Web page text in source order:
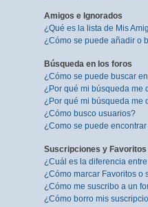
Amigos e Ignorados
¿Qué es la lista de Mis
¿Cómo se puede añadir o
Búsqueda en los foros
¿Cómo se puede buscar
¿Por qué mi búsqueda me
¿Por qué mi búsqueda me
¿Cómo busco usuarios?
¿Como se puede
Suscripciones y Favoritos
¿Cuál es la diferencia
¿Cómo marcar Favoritos o
¿Cómo me suscribo a un
¿Cómo borro mis